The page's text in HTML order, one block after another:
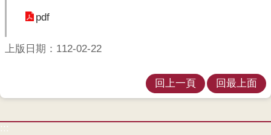
開
各
pdf
上版日期：112-02-22
回上一頁 回最上面
:::